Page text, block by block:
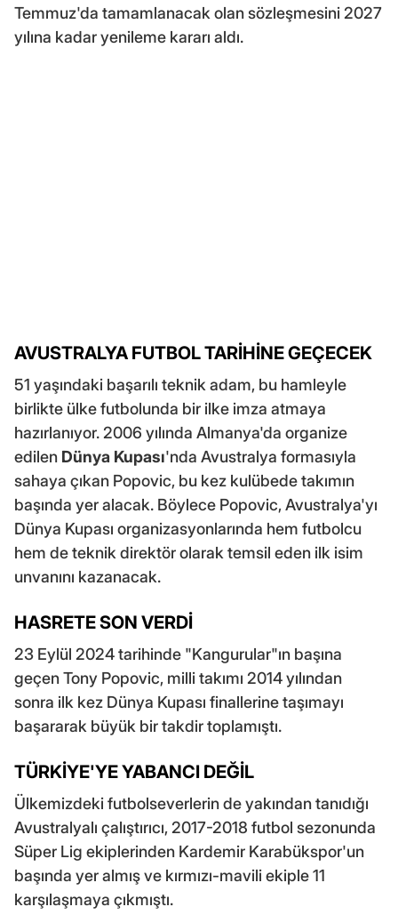
Temmuz'da tamamlanacak olan sözleşmesini 2027
yılına kadar yenileme kararı aldı.
AVUSTRALYA FUTBOL TARİHİNE GEÇECEK
51 yaşındaki başarılı teknik adam, bu hamleyle
birlikte ülke futbolunda bir ilke imza atmaya
hazırlanıyor. 2006 yılında Almanya'da organize
edilen Dünya Kupası'nda Avustralya formasıyla
sahaya çıkan Popovic, bu kez kulübede takımın
başında yer alacak. Böylece Popovic, Avustralya'yı
Dünya Kupası organizasyonlarında hem futbolcu
hem de teknik direktör olarak temsil eden ilk isim
unvanını kazanacak.
HASRETE SON VERDİ
23 Eylül 2024 tarihinde "Kangurular"ın başına
geçen Tony Popovic, milli takımı 2014 yılından
sonra ilk kez Dünya Kupası finallerine taşımayı
başararak büyük bir takdir toplamıştı.
TÜRKİYE'YE YABANCI DEĞİL
Ülkemizdeki futbolseverlerin de yakından tanıdığı
Avustralyalı çalıştırıcı, 2017-2018 futbol sezonunda
Süper Lig ekiplerinden Kardemir Karabükspor'un
başında yer almış ve kırmızı-mavili ekiple 11
karşılaşmaya çıkmıştı.